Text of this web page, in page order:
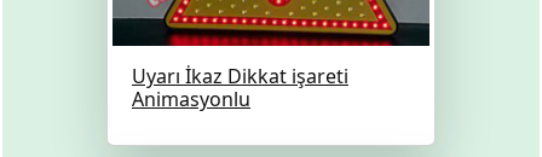
Uyarı İkaz Dikkat işareti
Animasyonlu